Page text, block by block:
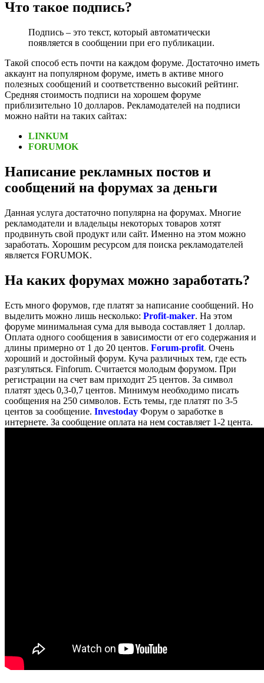
Что такое подпись?
Подпись – это текст, который автоматически
появляется в сообщении при его публикации.
Такой способ есть почти на каждом форуме. Достаточно иметь
аккаунт на популярном форуме, иметь в активе много
полезных сообщений и соответственно высокий рейтинг.
Средняя стоимость подписи на хорошем форуме
приблизительно 10 долларов. Рекламодателей на подписи
можно найти на таких сайтах:
LINKUM
FORUMOK
Написание рекламных постов и
сообщений на форумах за деньги
Данная услуга достаточно популярна на форумах. Многие
рекламодатели и владельцы некоторых товаров хотят
продвинуть свой продукт или сайт. Именно на этом можно
заработать. Хорошим ресурсом для поиска рекламодателей
является FORUMOK.
На каких форумах можно заработать?
Есть много форумов, где платят за написание сообщений. Но
выделить можно лишь несколько: Profit-maker. На этом
форуме минимальная сума для вывода составляет 1 доллар.
Оплата одного сообщения в зависимости от его содержания и
длины примерно от 1 до 20 центов. Forum-profit. Очень
хороший и достойный форум. Куча различных тем, где есть
разгуляться. Finforum. Считается молодым форумом. При
регистрации на счет вам приходит 25 центов. За символ
платят здесь 0,3-0,7 центов. Минимум необходимо писать
сообщения на 250 символов. Есть темы, где платят по 3-5
центов за сообщение. Investoday Форум о заработке в
интернете. За сообщение оплата на нем составляет 1-2 цента.